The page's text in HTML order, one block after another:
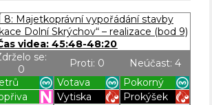
8: Majetkoprávní vypořádání stavby
Dolní Skrýchov“ – realizace (bod 9)
videa: 45:48-48:20
se:
0
Proti: 0
Neúčast: 4
Votava
Pokorný
Vytiska
Prokýšek